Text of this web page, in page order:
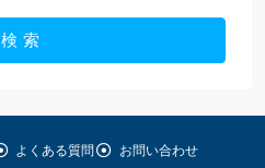
検 索
よくある質問
お問い合わせ